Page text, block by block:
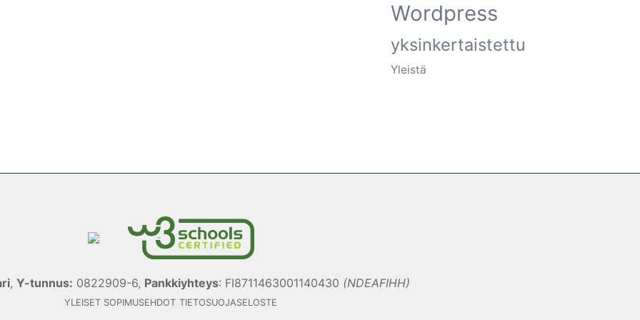
Wordpress
yksinkertaistettu
Yleistä
, Y-tunnus: 0822909-6, Pankkiyhteys: FI8711463001140430 (NDEAFIHH)
YLEISET SOPIMUSEHDOT TIETOSUOJASELOSTE